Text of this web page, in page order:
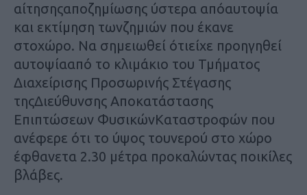
αίτησηςαποζημίωσης ύστερα απόαυτοψία
και εκτίμηση τωνζημιών που έκανε
στοχώρο. Να σημειωθεί ότιείχε προηγηθεί
αυτοψίααπό το κλιμάκιο του Τμήματος
Διαχείρισης Προσωρινής Στέγασης
τηςΔιεύθυνσης Αποκατάστασης
Επιπτώσεων ΦυσικώνΚαταστροφών που
ανέφερε ότι το ύψος τουνερού στο χώρο
έφθανετα 2.30 μέτρα προκαλώντας ποικίλες
βλάβες.